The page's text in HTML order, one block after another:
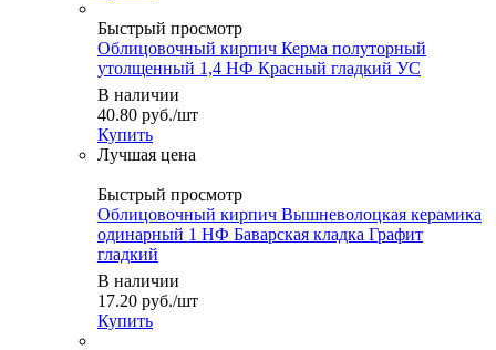
Быстрый просмотр
Облицовочный кирпич Керма полуторный
утолщенный 1,4 НФ Красный гладкий УС
В наличии
40.80 руб./шт
Купить
Быстрый просмотр
Облицовочный кирпич Вышневолоцкая керамика
одинарный 1 НФ Баварская кладка Графит
гладкий
В наличии
17.20 руб./шт
Купить